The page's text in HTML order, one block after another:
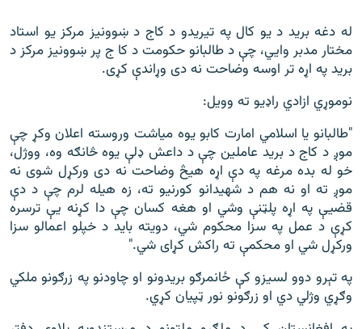
له دغه برید د یو کال په تیریدو د کاج د ښوونیز مرکز یو استاد
مختار مدبر وايي، چې د طالبانو حکومت د کا ج پر ښوونیز مرکز د
برید په اړه تر اوسه وضاحت نه دی وړاندې کړی.
نوموړي ازادي راډیو ته وویل:
"طالبانو یا اسلامي امارت کابو یوه میاشت وروسته اعلان وکړ چې
موږ د کاج د برید عاملین چې د داعش ډلې یوه څانګه وه، ووژل،
خو له بده مرغه په دې اړه هیڅ وضاحت نه دی ورکړل شوی نه
موږ ته او نه هم د شهیدانو کورنیو ته، زه هیله لرم چې د دې
قضیې په اړه پلټنې وشي او هغه کسان چې دا کړنه یې ترسره
کړې د عمل په سزا محکوم شي، دویته باید د خپلو اعمالو سزا
ورکړل شي او محکمې ته راکش کړای شي."
په تېرو دوو لسيزو کې ځانمرګو بریدونو او چاودنو په زرګونو ملکي
وګړي وژلي دي او زرګونو نور ټپیان کړي.